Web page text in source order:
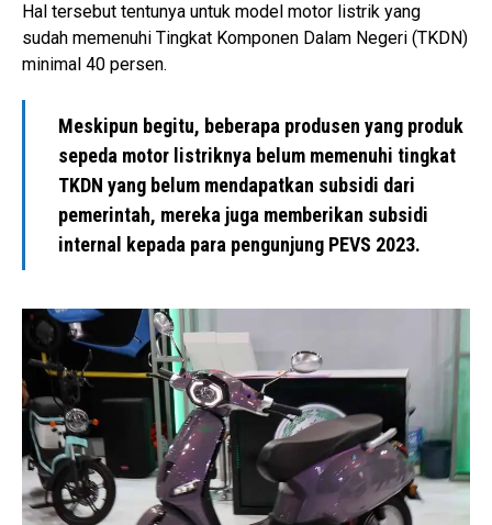
Hal tersebut tentunya untuk model motor listrik yang
sudah memenuhi Tingkat Komponen Dalam Negeri (TKDN)
minimal 40 persen.
Meskipun begitu, beberapa produsen yang produk
sepeda motor listriknya belum memenuhi tingkat
TKDN yang belum mendapatkan subsidi dari
pemerintah, mereka juga memberikan subsidi
internal kepada para pengunjung PEVS 2023.